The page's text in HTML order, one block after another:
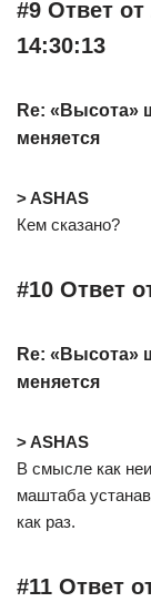
#9 Ответ от
14:30:13
Re: «Высота»
меняется
> ASHAS
Кем сказано?
#10 Ответ
Re: «Высота»
меняется
> ASHAS
В смысле как
маштаба
как раз.
#11 Ответ